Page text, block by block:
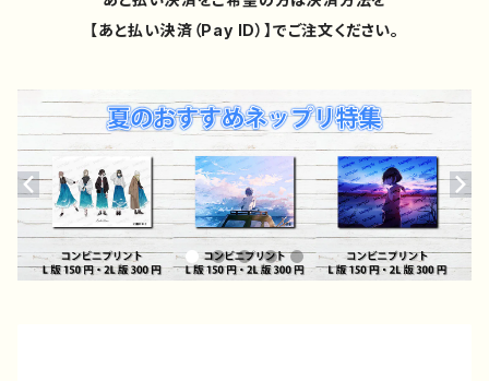
【あと払い決済（Pay ID）】でご注文ください。